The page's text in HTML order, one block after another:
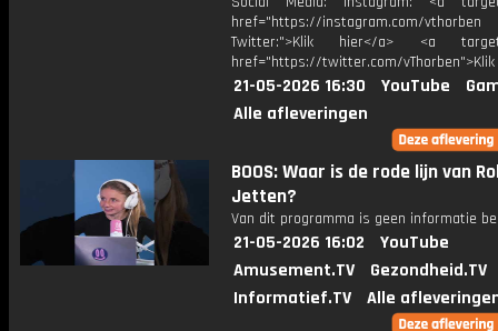
href="https://instagram.com/vthorben
Twitter:">Klik hier</a> <a
href="https://twitter.com/
21-05-2026 16:30 YouTube
Alle afleveringen
BOOS: Waar is de rode lijn van
Jetten?
Van dit programma is geen informatie
21-05-2026 16:02
YouTube
Amusement.TV
Gezondheid.TV
Informatief.TV
Alle